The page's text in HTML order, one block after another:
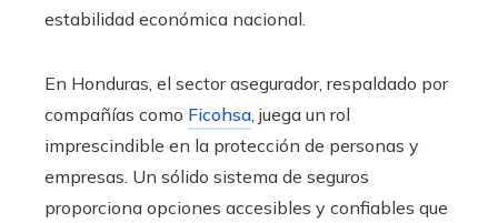
estabilidad económica nacional.
En Honduras, el sector asegurador, respaldado por
compañías como Ficohsa , juega un rol
imprescindible en la protección de personas y
empresas. Un sólido sistema de seguros
proporciona opciones accesibles y confiables que